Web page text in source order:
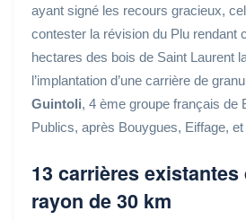
ayant signé les recours gracieux,
contester la révision du Plu rendant
hectares des bois de Saint Laurent
l’implantation d’une carrière de
Guintoli, 4 ème groupe français de
Publics, après Bouygues, Eiffage, et
13 carrières existantes
rayon de 30 km